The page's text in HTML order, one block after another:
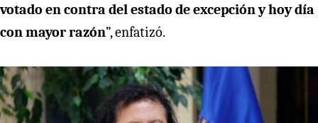
votado en contra del estado de excepción y hoy día
con mayor razón”, enfatizó.